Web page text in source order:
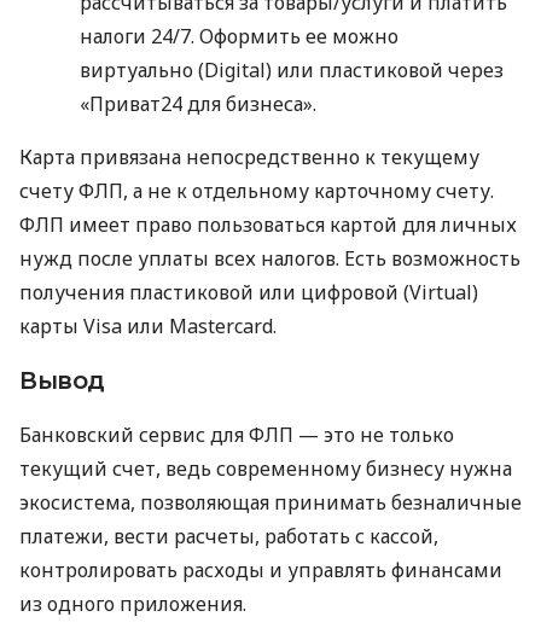
налоги 24/7. Оформить ее можно
виртуально (Digital) или пластиковой через
«Приват24 для бизнеса».
Карта привязана непосредственно к текущему
счету ФЛП, а не к отдельному карточному счету.
ФЛП имеет право пользоваться картой для личных
нужд после уплаты всех налогов. Есть возможность
получения пластиковой или цифровой (Virtual)
карты Visa или Mastercard.
Вывод
Банковский сервис для ФЛП — это не только
текущий счет, ведь современному бизнесу нужна
экосистема, позволяющая принимать безналичные
платежи, вести расчеты, работать с кассой,
контролировать расходы и управлять финансами
из одного приложения.